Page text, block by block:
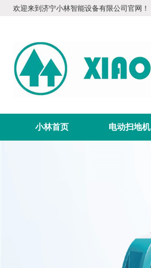
欢迎来到济宁小林智能设备有限公司官网！
小林首页 电动扫地机